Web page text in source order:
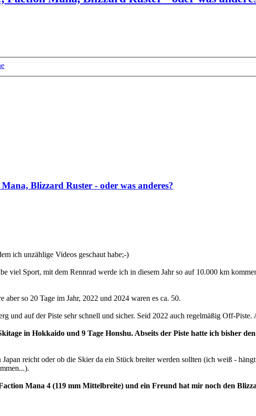
Blizzard Ruster - oder was anderes?
ich unzählige Videos geschaut habe;-)
viel Sport, mit dem Rennrad werde ich in diesem Jahr so auf 10.000 km
so 20 Tage im Jahr, 2022 und 2024 waren es ca. 50.
und auf der Piste sehr schnell und sicher. Seid 2022 auch regelmäßig Off-
in Hokkaido und 9 Tage Honshu. Abseits der Piste hatte ich bisher
reicht oder ob die Skier da ein Stück breiter werden sollten (ich weiß -
Mana 4 (119 mm Mittelbreite) und ein Freund hat mir noch den